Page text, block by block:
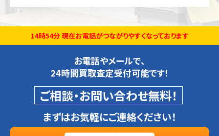
14時54分 現在お電話がつながりやすくなっております
お電話やメールで、
24時間買取査定受付可能です！
ご相談・お問い合わせ無料！
まずはお気軽にご連絡ください！